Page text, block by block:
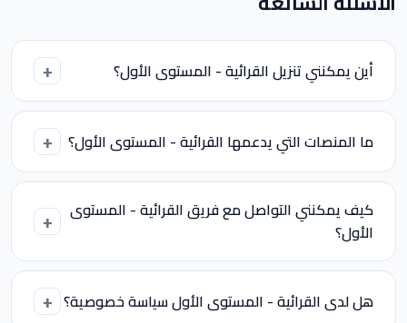
أين يمكنني تنزيل القرائية - المستوى الأول؟
ما المنصات التي يدعمها القرائية - المستوى الأول؟
كيف يمكنني التواصل مع فريق القرائية - المستوى
الأول؟
هل لدى القرائية - المستوى الأول سياسة خصوصية؟